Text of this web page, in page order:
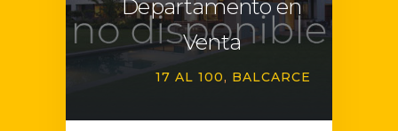
Departamento en
Venta
17 AL 100 BALCARCE